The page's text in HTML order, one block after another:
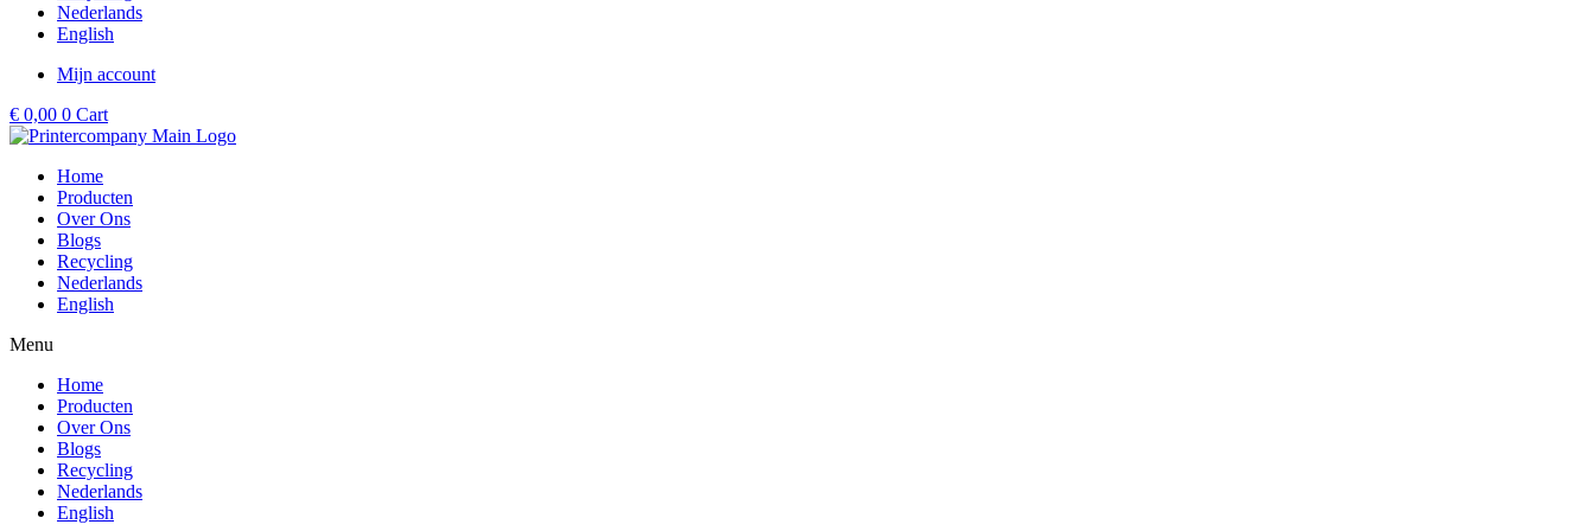
Nederlands
English
Mijn account
€ 0,00 0 Cart
Home
Producten
Over Ons
Blogs
Recycling
Nederlands
English
Menu
Home
Producten
Over Ons
Blogs
Recycling
Nederlands
English